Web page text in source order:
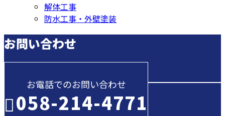
解体工事
防水工事・外壁塗装
お問い合わせ
お電話でのお問い合わせ
058-214-4771